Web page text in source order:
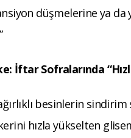
düşmelerine ya
İftar Sofralarında
besinlerin sindirim
hızla yükselten